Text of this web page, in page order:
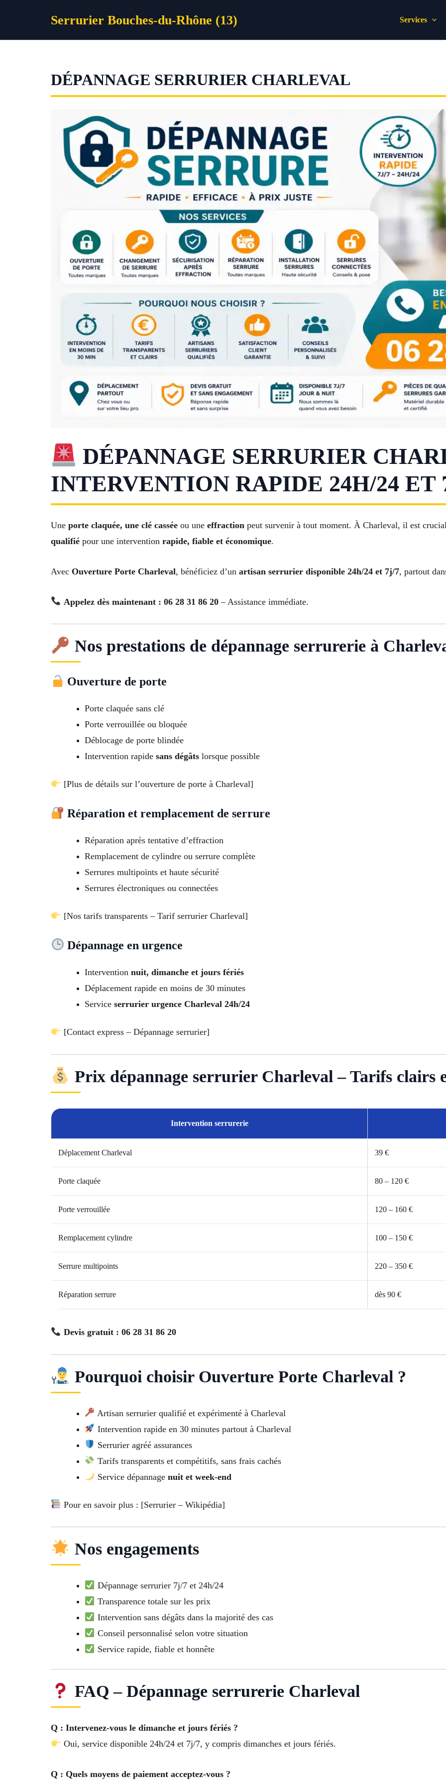
Serrurier Bouches-du-Rhône (13) Services
DÉPANNAGE SERRURIER CHARLEVAL
DÉPANNAGE SERRURIER
INTERVENTION RAPIDE 24H/24 ET
Une porte claquée, une clé cassée ou une effraction peut survenir à tout moment. À Charleval, il est
qualifié pour une intervention rapide, fiable et économique.
Avec Ouverture Porte Charleval, bénéficiez d’un artisan serrurier disponible 24h/24 et 7j/7, partout
Appelez dès maintenant : 06 28 31 86 20– Assistance immédiate.
Nos prestations de dépannage serrurerie à
Ouverture de porte
Porte claquée sans clé
Porte verrouillée ou bloquée
Déblocage de porte blindée
Intervention rapide sans dégâts lorsque possible
[Plus de détails sur l’ouverture de porte à Charleval]
Réparation et remplacement de serrure
Réparation après tentative d’effraction
Remplacement de cylindre ou serrure complète
Serrures multipoints et haute sécurité
Serrures électroniques ou connectées
[Nos tarifs transparents – Tarif serrurier Charleval]
Dépannage en urgence
Intervention nuit, dimanche et jours fériés
Déplacement rapide en moins de 30 minutes
Service serrurier urgence Charleval 24h/24
[Contact express – Dépannage serrurier]
Prix dépannage serrurier Charleval – Tarifs clairs
Intervention serrurerie
Déplacement Charleval 39 €
Porte claquée 80 – 120 €
Porte verrouillée 120 – 160 €
Remplacement cylindre 100 – 150 €
Serrure multipoints 220 – 350 €
Réparation serrure dès 90 €
Devis gratuit : 06 28 31 86 20
Pourquoi choisir Ouverture Porte Charleval ?
Artisan serrurier qualifié et expérimenté à Charleval
Intervention rapide en 30 minutes partout à Charleval
Serrurier agréé assurances
Tarifs transparents et compétitifs, sans frais cachés
Service dépannage nuit et week-end
Pour en savoir plus : [Serrurier – Wikipédia]
Nos engagements
Dépannage serrurier 7j/7 et 24h/24
Transparence totale sur les prix
Intervention sans dégâts dans la majorité des cas
Conseil personnalisé selon votre situation
Service rapide, fiable et honnête
FAQ – Dépannage serrurerie Charleval
Q : Intervenez-vous le dimanche et jours fériés ?
Oui, service disponible 24h/24 et 7j/7, y compris dimanches et jours fériés.
Q : Quels moyens de paiement acceptez-vous ?